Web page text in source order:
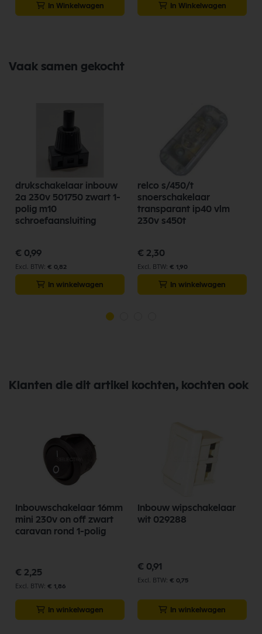
In Winkelwagen In Winkelwagen
Vaak samen gekocht
drukschakelaar inbouw
2a 230v 501750 zwart 1-
polig m10
schroefaansluiting
€ 0,99
€ 0,82
In winkelwagen
relco s/450/t
snoerschakelaar
transparant ip40 vlm
230v s450t
€ 2,30
€ 1,90
In winkelwagen
Klanten die dit artikel kochten, kochten ook
Inbouwschakelaar 16mm
mini 230v on off zwart
caravan rond 1-polig
€ 2,25
€ 1,86
In winkelwagen
Inbouw wipschakelaar
wit 029288
€ 0,91
€ 0,75
In winkelwagen